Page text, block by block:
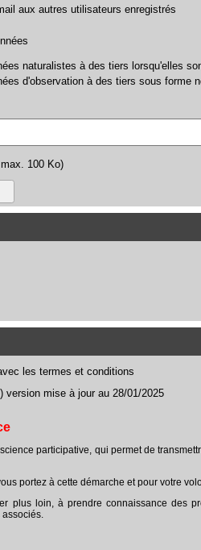
aux autres utilisateurs enregistrés
naturalistes à des tiers lorsqu'elles
d'observation à des tiers sous forme
100 Ko)
les termes et conditions
version mise à jour au 28/01/2025
participative, qui permet de
portez à cette démarche et pour votre
plus loin, à prendre connaissance des